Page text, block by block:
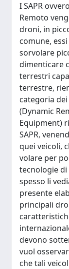
I SAPR
Remoto
droni, in
comune,
sorvolare
dimenticare
terrestri
terrestre,
categoria
(Dynamic
Equipment)
SAPR,
quei veicoli,
volare per
tecnologie
spesso li
presente
principali
devono
vuol
che tali